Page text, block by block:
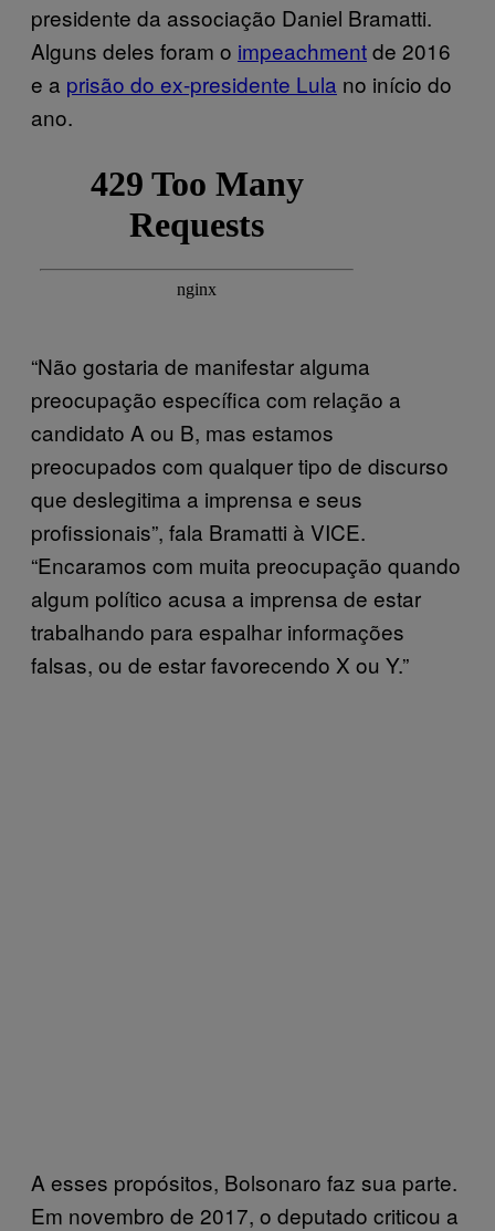
presidente da associação Daniel Bramatti.
Alguns deles foram o impeachmentde 2016
e a prisão do ex-presidente Lula no início do
ano.
“Não gostaria de manifestar alguma
preocupação específica com relação a
candidato A ou B, mas estamos
preocupados com qualquer tipo de discurso
que deslegitima a imprensa e seus
profissionais”, fala Bramatti à VICE.
“Encaramos com muita preocupação quando
algum político acusa a imprensa de estar
trabalhando para espalhar informações
falsas, ou de estar favorecendo X ou Y.”
A esses propósitos, Bolsonaro faz sua parte.
Em novembro de 2017, o deputado criticou a